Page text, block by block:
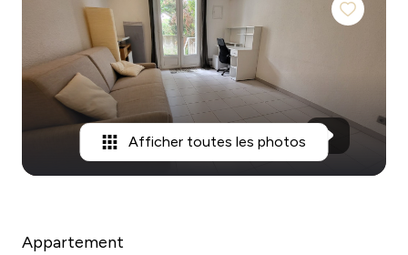
bureau
terrain
agence
Afficher toutes les photos
Appartement